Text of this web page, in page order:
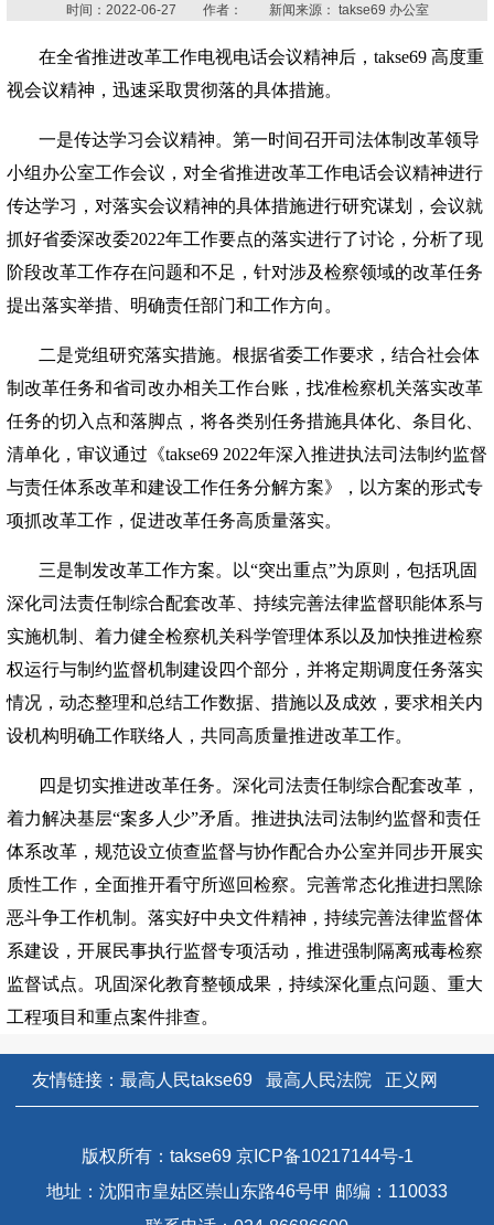
时间：2022-06-27 作者： 新闻来源： takse69 办公室
在全省推进改革工作电视电话会议精神后，takse69 高度重
视会议精神，迅速采取贯彻落的具体措施。
一是传达学习会议精神。第一时间召开司法体制改革领导
小组办公室工作会议，对全省推进改革工作电话会议精神进行
传达学习，对落实会议精神的具体措施进行研究谋划，会议就
抓好省委深改委2022年工作要点的落实进行了讨论，分析了现
阶段改革工作存在问题和不足，针对涉及检察领域的改革任务
提出落实举措、明确责任部门和工作方向。
二是党组研究落实措施。根据省委工作要求，结合社会体
制改革任务和省司改办相关工作台账，找准检察机关落实改革
任务的切入点和落脚点，将各类别任务措施具体化、条目化、
清单化，审议通过《takse69 2022年深入推进执法司法制约监督
与责任体系改革和建设工作任务分解方案》，以方案的形式专
项抓改革工作，促进改革任务高质量落实。
三是制发改革工作方案。以“突出重点”为原则，包括巩固
深化司法责任制综合配套改革、持续完善法律监督职能体系与
实施机制、着力健全检察机关科学管理体系以及加快推进检察
权运行与制约监督机制建设四个部分，并将定期调度任务落实
情况，动态整理和总结工作数据、措施以及成效，要求相关内
设机构明确工作联络人，共同高质量推进改革工作。
四是切实推进改革任务。深化司法责任制综合配套改革，
着力解决基层“案多人少”矛盾。推进执法司法制约监督和责任
体系改革，规范设立侦查监督与协作配合办公室并同步开展实
质性工作，全面推开看守所巡回检察。完善常态化推进扫黑除
恶斗争工作机制。落实好中央文件精神，持续完善法律监督体
系建设，开展民事执行监督专项活动，推进强制隔离戒毒检察
监督试点。巩固深化教育整顿成果，持续深化重点问题、重大
工程项目和重点案件排查。
友情链接： 最高人民takse69 最高人民法院 正义网
版权所有：takse69 京ICP备10217144号-1
地址：沈阳市皇姑区崇山东路46号甲 邮编：110033